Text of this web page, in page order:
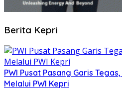
Berita Kepri
PWI Pusat Pasang Garis
Melalui PWI Kepri